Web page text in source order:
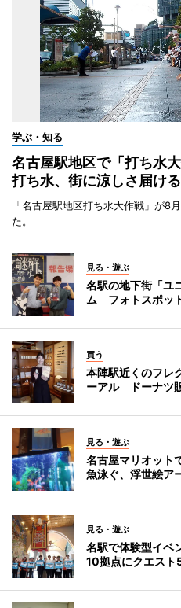
学ぶ・知る
名古屋駅地区で「打ち水
打ち水、街に涼しさ届ける
「名古屋駅地区打ち水大作戦」が8
た。
見る・遊ぶ
名駅の地下街「ユ
ム フォトスポッ
買う
本陣駅近くのフレ
ーアル ドーナツ
見る・遊ぶ
名古屋マリオッ
魚泳ぐ、浮世絵ア
見る・遊ぶ
名駅で体験型イベ
10拠点にクエス